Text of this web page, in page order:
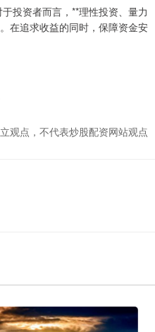
投资者而言，**理性投资、量力
在追求收益的同时，保障资金安
观点，不代表炒股配资网站观点